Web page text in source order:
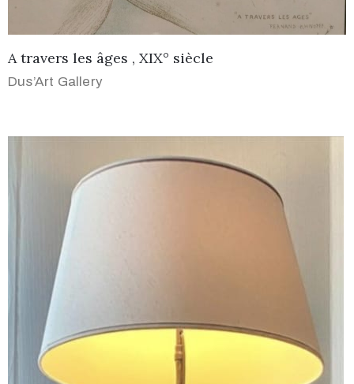
A travers les âges , XIX° siècle
Dus’Art Gallery